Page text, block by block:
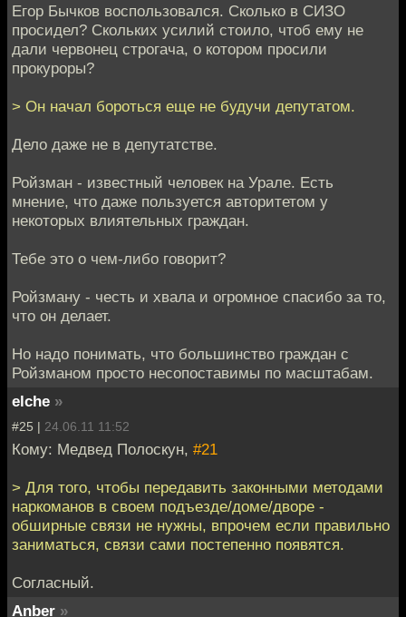
Егор Бычков воспользовался. Сколько в СИЗО
просидел? Скольких усилий стоило, чтоб ему не
дали червонец строгача, о котором просили
прокуроры?
> Он начал бороться еще не будучи депутатом.
Дело даже не в депутатстве.
Ройзман - известный человек на Урале. Есть
мнение, что даже пользуется авторитетом у
некоторых влиятельных граждан.
Тебе это о чем-либо говорит?
Ройзману - честь и хвала и огромное спасибо за то,
что он делает.
Но надо понимать, что большинство граждан с
Ройзманом просто несопоставимы по масштабам.
elche »
#25 | 24.06.11 11:52
Кому: Медвед Полоскун, #21
> Для того, чтобы передавить законными методами
наркоманов в своем подъезде/доме/дворе -
обширные связи не нужны, впрочем если правильно
заниматься, связи сами постепенно появятся.
Согласный.
Anber »